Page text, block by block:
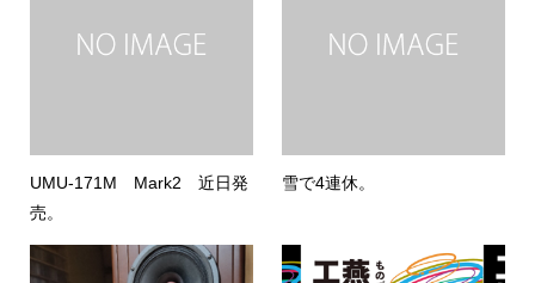
UMU-171M Mark2 近日発
売。
雪で4連休。